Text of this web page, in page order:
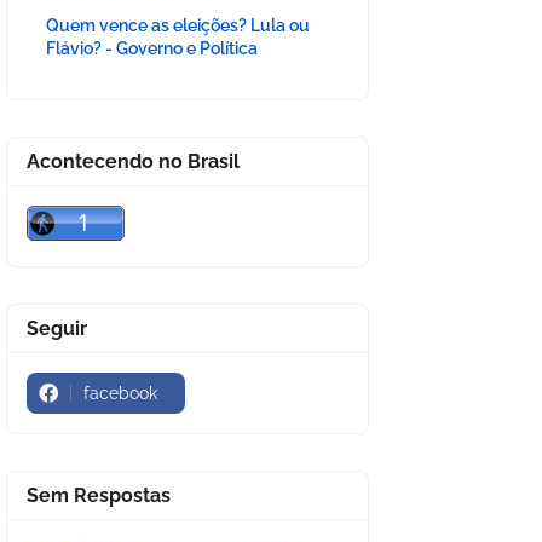
Quem vence as eleições? Lula ou
Flávio? - Governo e Política
Acontecendo no Brasil
Seguir
facebook
Sem Respostas